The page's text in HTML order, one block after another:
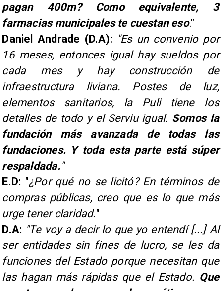
pagan 400m? Como equivalente, 3
farmacias municipales te cuestan eso."
Daniel Andrade (D.A): "Es un convenio por
16 meses, entonces igual hay sueldos por
cada mes y hay construcción de
infraestructura liviana. Postes de luz,
elementos sanitarios, la Puli tiene los
detalles de todo y el Serviu igual. Somos la
fundación más avanzada de todas las
fundaciones. Y toda esta parte está súper
respaldada."
E.D: "¿Por qué no se licitó? En términos de
compras públicas, creo que es lo que más
urge tener claridad."
D.A: "Te voy a decir lo que yo entendí [...] Al
ser entidades sin fines de lucro, se les da
funciones del Estado porque necesitan que
las hagan más rápidas que el Estado. Que